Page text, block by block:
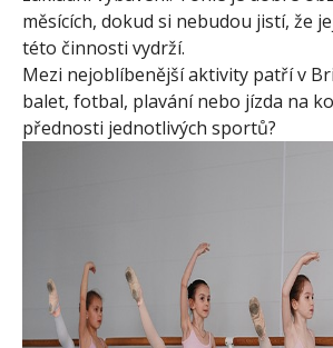
měsících, dokud si nebudou jistí, že
této činnosti vydrží.
Mezi nejoblíbenější aktivity patří v
balet, fotbal, plavání nebo jízda na
přednosti jednotlivých sportů?